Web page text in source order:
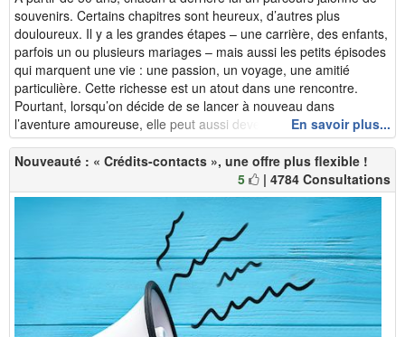
souvenirs. Certains chapitres sont heureux, d’autres plus
douloureux. Il y a les grandes étapes – une carrière, des enfants,
parfois un ou plusieurs mariages – mais aussi les petits épisodes
qui marquent une vie : une passion, un voyage, une amitié
particulière. Cette richesse est un atout dans une rencontre.
Pourtant, lorsqu’on décide de se lancer à nouveau dans
l’aventure amoureuse, elle peut aussi devenir un piège. Car ra...
En savoir plus...
Nouveauté : « Crédits-contacts », une offre plus flexible !
5
| 4784 Consultations